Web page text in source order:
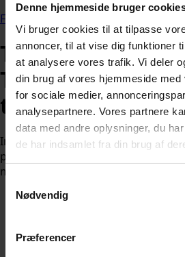
Denne hjemmeside bruger
Vi bruger cookies til at tilpasse
annoncer, til at vise dig funktioner
at analysere vores trafik. Vi deler
din brug af vores hjemmeside med
for sociale medier,
analysepartnere. Vores partnere
data med andre oplysninger, du
de har indsamlet fra din brug af
Nødvendig
Præferencer
Forside
Trods meldinger
Trump chokerer
trussel
Iran og USA nærmer sig
præsident Donald Trumps seneste
medier sender forvirrende og